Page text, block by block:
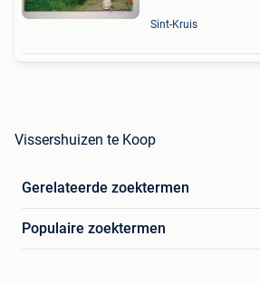
Sint-Kruis
Vissershuizen te Koop
Gerelateerde zoektermen
Populaire zoektermen